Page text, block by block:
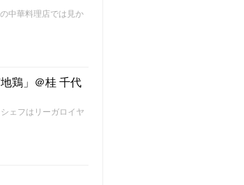
中華料理店では見か
鶏」＠桂 千代
ェフはリーガロイヤ